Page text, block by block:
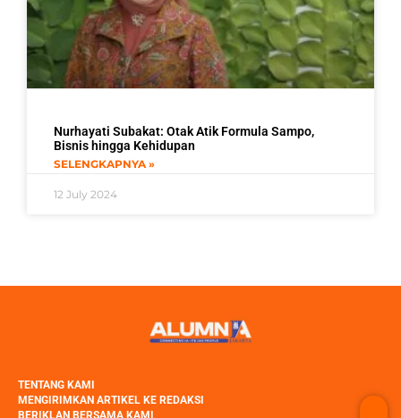
Nurhayati Subakat: Otak Atik Formula Sampo,
Bisnis hingga Kehidupan
SELENGKAPNYA »
12 July 2024
TENTANG KAMI
MENGIRIMKAN ARTIKEL KE REDAKSI
BERIKLAN BERSAMA KAMI